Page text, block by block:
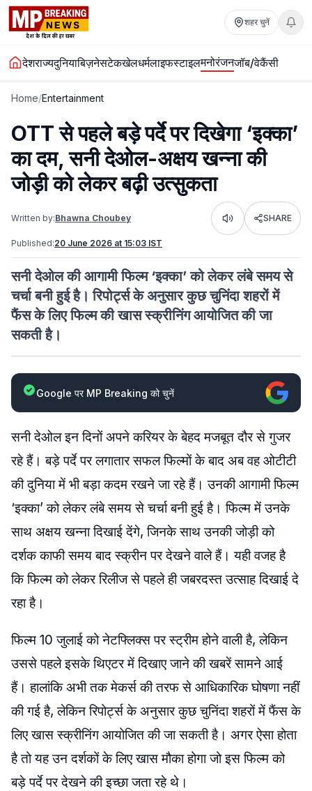
शहर चुनें
देशराज्यदुनियाबिज़नेसटेकखेलधर्मलाइफस्टाइलमनोरंजनजॉब/वेकैंसी
Home/Entertainment
OTT से पहले बड़े पर्दे पर दिखेगा ‘इक्का’
का दम, सनी देओल-अक्षय खन्ना की
जोड़ी को लेकर बढ़ी उत्सुकता
Written by:Bhawna Choubey Listen SHARE
Published:20 June 2026 at 15:03 IST
सनी देओल की आगामी फिल्म ‘इक्का’ को लेकर लंबे समय से
चर्चा बनी हुई है। रिपोर्ट्स के अनुसार कुछ चुनिंदा शहरों में
फैंस के लिए फिल्म की खास स्क्रीनिंग आयोजित की जा
सकती है।
Google पर MP Breaking को चुनें
सनी देओल इन दिनों अपने करियर के बेहद मजबूत दौर से गुजर
रहे हैं। बड़े पर्दे पर लगातार सफल फिल्मों के बाद अब वह ओटीटी
की दुनिया में भी बड़ा कदम रखने जा रहे हैं। उनकी आगामी फिल्म
‘इक्का’ को लेकर लंबे समय से चर्चा बनी हुई है। फिल्म में उनके
साथ अक्षय खन्ना दिखाई देंगे, जिनके साथ उनकी जोड़ी को
दर्शक काफी समय बाद स्क्रीन पर देखने वाले हैं। यही वजह है
कि फिल्म को लेकर रिलीज से पहले ही जबरदस्त उत्साह दिखाई दे
रहा है।
फिल्म 10 जुलाई को नेटफ्लिक्स पर स्ट्रीम होने वाली है, लेकिन
उससे पहले इसके थिएटर में दिखाए जाने की खबरें सामने आई
हैं। हालांकि अभी तक मेकर्स की तरफ से आधिकारिक घोषणा नहीं
की गई है, लेकिन रिपोर्ट्स के अनुसार कुछ चुनिंदा शहरों में फैंस के
लिए खास स्क्रीनिंग आयोजित की जा सकती है। अगर ऐसा होता
है तो यह उन दर्शकों के लिए खास मौका होगा जो इस फिल्म को
बड़े पर्दे पर देखने की इच्छा जता रहे थे।